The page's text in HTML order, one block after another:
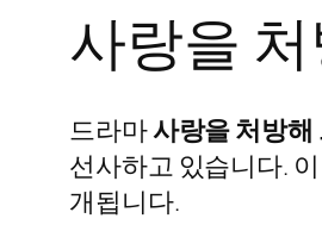
사랑을
드라마사랑을 처방해
선사하고 있습니다.
개됩니다.